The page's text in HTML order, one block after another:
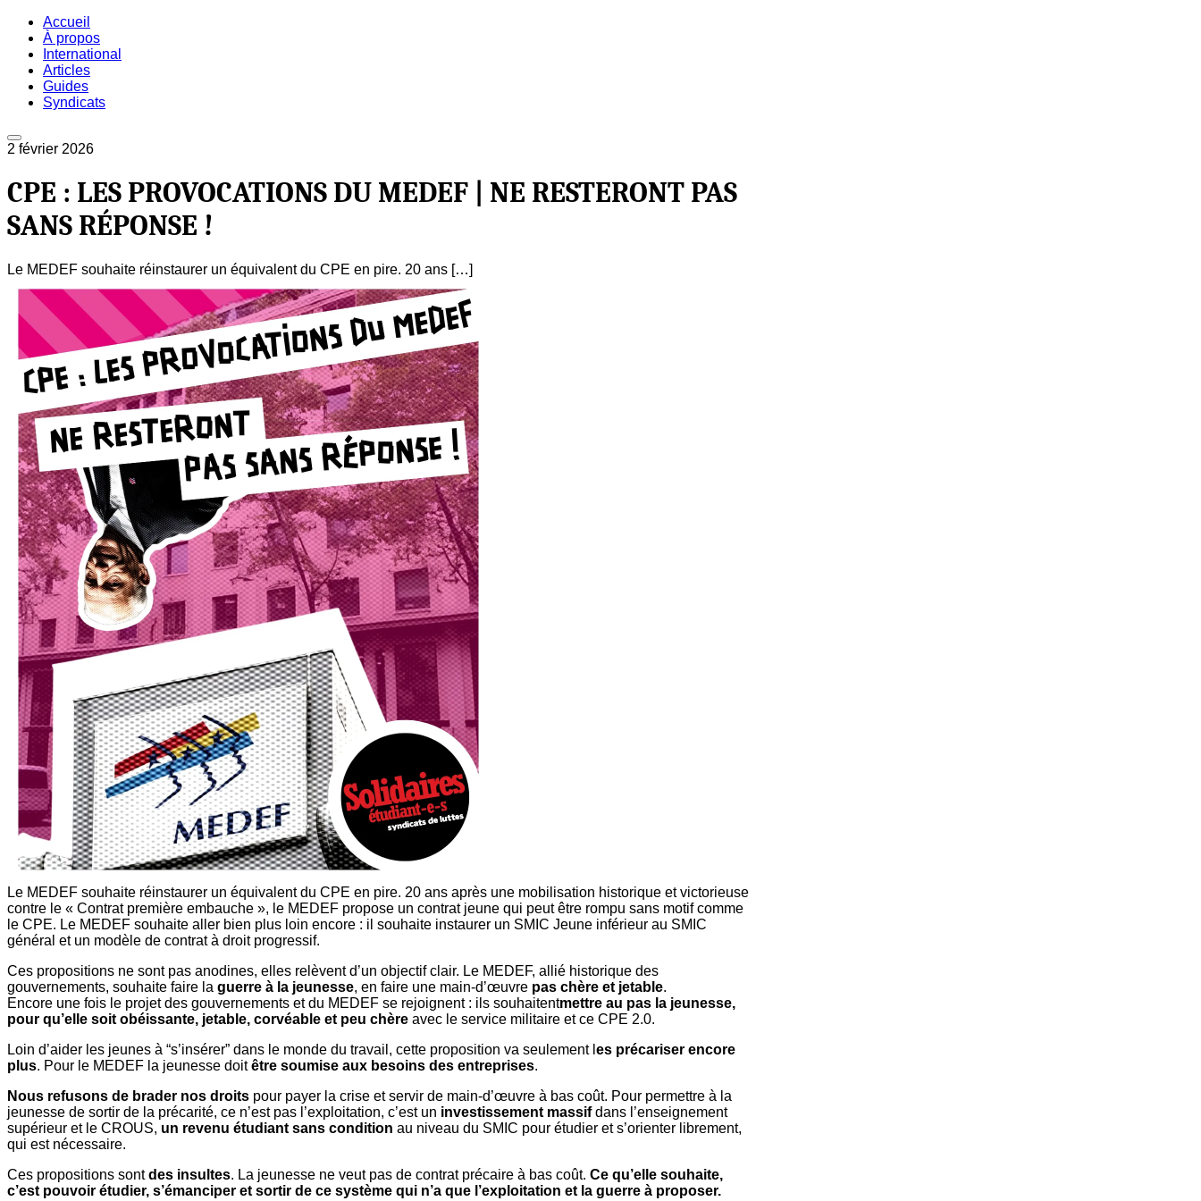
Accueil
À propos
International
Articles
Guides
Syndicats
2 février 2026
CPE : LES PROVOCATIONS DU MEDEF | NE RESTERONT PAS
SANS RÉPONSE !
Le MEDEF souhaite réinstaurer un équivalent du CPE en pire. 20 ans […]
Le MEDEF souhaite réinstaurer un équivalent du CPE en pire. 20 ans après une mobilisation historique et victorieuse
contre le « Contrat première embauche », le MEDEF propose un contrat jeune qui peutêtre rompu sans motifcomme
le CPE. Le MEDEF souhaite aller bien plus loin encore : il souhaite instaurer un SMIC Jeune inférieur au SMIC
général et un modèle de contrat à droit progressif.
Ces propositions ne sont pas anodines, elles relèvent d’un objectif clair. Le MEDEF, allié historique des
gouvernements, souhaite faire la guerre à la jeunesse, en faire une main-d’œuvre pas chère et jetable.
Encore une fois le projet des gouvernements et du MEDEF se rejoignent : ils souhaitentmettre au pas la jeunesse,
pour qu’elle soit obéissante, jetable, corvéable et peu chère avec le service militaire et ce CPE 2.0.
Loin d’aider les jeunes à “s’insérer” dans le monde du travail, cette proposition va seulement l es précariser encore
plus. Pour le MEDEF la jeunesse doitêtre soumise aux besoins des entreprises.
Nous refusons de brader nos droits pour payer la crise et servir de main-d’œuvre à bas coût. Pour permettre à la
jeunesse de sortir de la précarité, ce n’est pas l’exploitation, c’est un investissement massifdans l’enseignement
supérieur et le CROUS, un revenu étudiant sans condition au niveau du SMIC pour étudier et s’orienter librement,
qui est nécessaire.
Ces propositions sontdes insultes. La jeunesse ne veut pas de contrat précaire à bas coût. Ce qu’elle souhaite,
c’est pouvoir étudier, s’émanciper et sortir de ce système qui n’a que l’exploitation et la guerre à proposer.